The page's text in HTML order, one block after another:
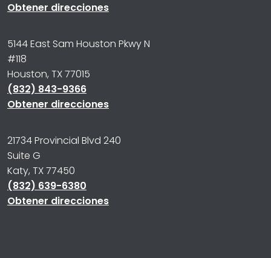
Obtener direcciones
5144 East Sam Houston Pkwy N
#118
Houston, TX 77015
(832) 843-9366
Obtener direcciones
21734 Provincial Blvd 240
Suite G
Katy, TX 77450
(832) 639-6380
Obtener direcciones